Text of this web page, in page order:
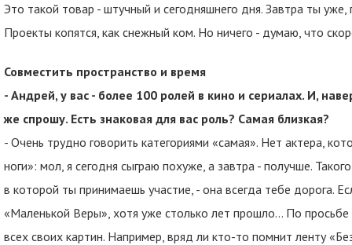
Это такой товар - штучный и сегодняшнего дня. Завтра ты
Проекты копятся, как снежный ком. Но ничего - думаю, что
Совместить пространство и время
- Андрей, у вас - более 100 ролей в кино и сериалах. И,
же спрошу. Есть знаковая для вас роль? Самая близкая?
- Очень трудно говорить категориями «самая». Нет актера,
ноги»: мол, я сегодня сыграю похуже, а завтра - получше.
в которой ты принимаешь участие, - она всегда тебе дорога.
«Маленькой Веры», хотя уже столько лет прошло… По
всех своих картин. Например, вряд ли кто-то помнит ленту